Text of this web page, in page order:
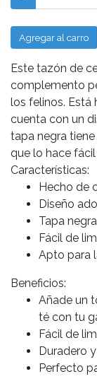
Agregar al carro
Este tazón de
complemento
los felinos. Está
cuenta con un
tapa negra
que lo hace
Características:
Hecho de
Diseño
Tapa
Fácil de
Apto para
Beneficios:
Añade un
té con tu
Fácil de
Duradero
Perfecto